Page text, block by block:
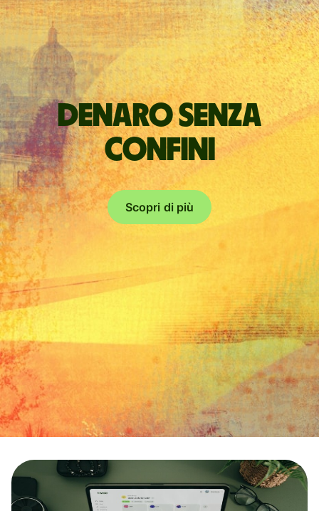
Denaro senza
confini
Scopri di più